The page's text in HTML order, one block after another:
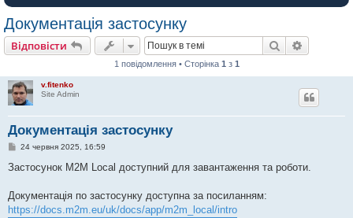
Документація застосунку
Відповісти Пошук
1 повідомлення • Сторінка 1 з 1
v.fitenko
Site Admin
Документація застосунку
П
в
о
л
24 червня 2025, 16:59
Застосунок M2M Local доступний для завантаження та роботи.
Документація по застосунку доступна за посиланням:
https://docs.m2m.eu/uk/docs/app/m2m_local/intro